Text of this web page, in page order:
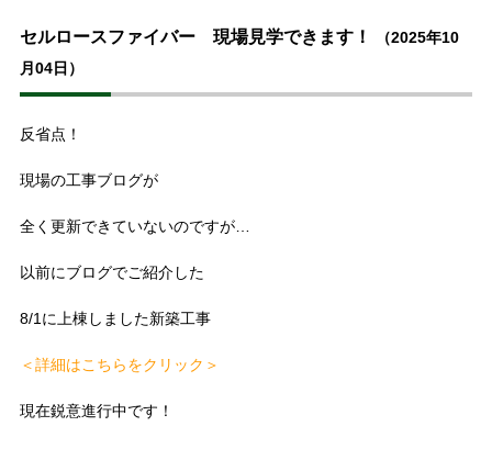
セルロースファイバー 現場見学できます！
（2025年10
月04日）
反省点！
現場の工事ブログが
全く更新できていないのですが…
以前にブログでご紹介した
8/1に上棟しました新築工事
＜詳細はこちらをクリック＞
現在鋭意進行中です！